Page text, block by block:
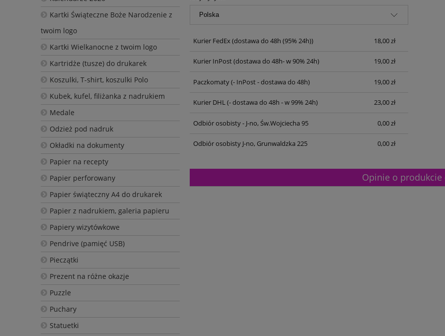
Kartki Świąteczne Boże Narodzenie z
twoim logo
Kartki Wielkanocne z twoim logo
Kartridże (tusze) do drukarek
Koszulki, T-shirt, koszulki Polo
Kubek, kufel, filiżanka z nadrukiem
Medale
Odzież pod nadruk
Okładki na dokumenty
Papier na recepty
Papier perforowany
Papier świąteczny A4 do drukarek
Papier z nadrukiem, galeria papieru
Papiery wizytówkowe
Pendrive (pamięć USB)
Pieczątki
Prezent na różne okazje
Puzzle
Puchary
Statuetki
Kurier FedEx(dostawa do 48h (95% 24h)) 18,00 zł
Kurier InPost(dostawa do 48h- w 90% 24h) 19,00 zł
Paczkomaty(- InPost - dostawa do 48h) 19,00 zł
Kurier DHL(- dostawa do 48h - w 99% 24h) 23,00 zł
Odbiór osobisty - J-no, Św.Wojciecha 95 0,00 zł
Odbiór osobisty J-no, Grunwaldzka 225 0,00 zł
Opinie o produkcie